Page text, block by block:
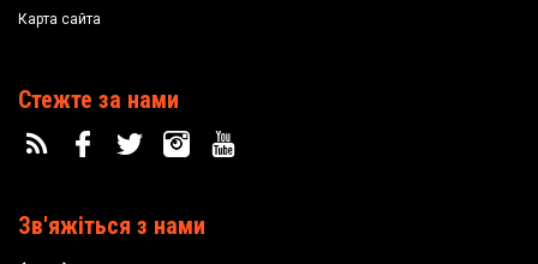
Карта сайта
Стежте за нами
Зв'яжіться з нами